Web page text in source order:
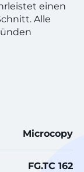
einen
Alle
Microcopy
FG.TC 162